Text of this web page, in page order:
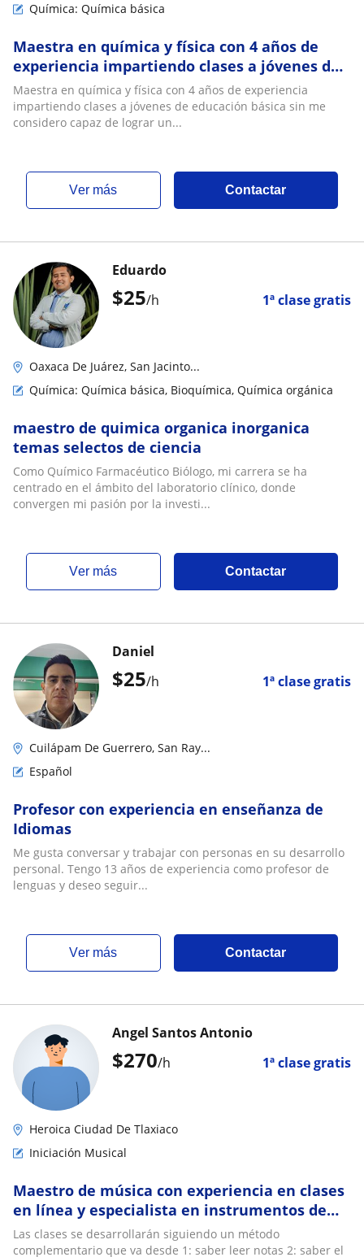
Química: Química básica
Maestra en química y física con 4 años de
experiencia impartiendo clases a jóvenes de
educación básica , dirigido al público en ge
Maestra en química y física con 4 años de experiencia
impartiendo clases a jóvenes de educación básica sin me
considero capaz de lograr un...
ver más Contactar
$25/h 1ª clase gratis
Eduardo
Oaxaca De Juárez, San Jacinto...
Química: Química básica, Bioquímica, Química orgánica
maestro de quimica organica inorganica
temas selectos de ciencia
Como Químico Farmacéutico Biólogo, mi carrera se ha
centrado en el ámbito del laboratorio clínico, donde
convergen mi pasión por la investi...
ver más Contactar
$25/h 1ª clase gratis
Daniel
Cuilápam De Guerrero, San Ray...
Español
Profesor con experiencia en enseñanza de
Idiomas
Me gusta conversar y trabajar con personas en su desarrollo
personal. Tengo 13 años de experiencia como profesor de
lenguas y deseo seguir...
ver más Contactar
$270/h 1ª clase gratis
Angel Santos Antonio
Heroica Ciudad De Tlaxiaco
Iniciación Musical
Maestro de música con experiencia en clases
en línea y especialista en instrumentos de
viento madera (clarinete, saxofon)
Las clases se desarrollarán siguiendo un método
complementario que va desde 1: saber leer notas 2: saber el